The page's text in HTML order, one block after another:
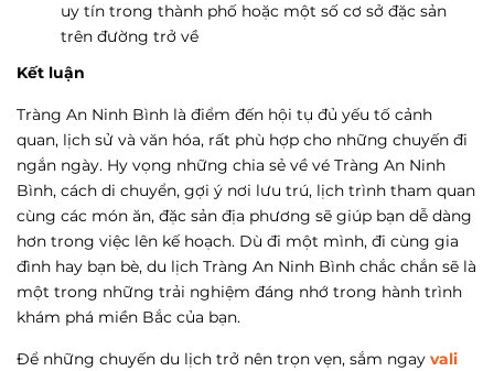
uy tín trong thành phố hoặc một số cơ sở đặc sản
trên đường trở về
Kết luận
Tràng An Ninh Bình là điểm đến hội tụ đủ yếu tố cảnh
quan, lịch sử và văn hóa, rất phù hợp cho những chuyến đi
ngắn ngày. Hy vọng những chia sẻ về vé Tràng An Ninh
Bình, cách di chuyển, gợi ý nơi lưu trú, lịch trình tham quan
cùng các món ăn, đặc sản địa phương sẽ giúp bạn dễ dàng
hơn trong việc lên kế hoạch. Dù đi một mình, đi cùng gia
đình hay bạn bè, du lịch Tràng An Ninh Bình chắc chắn sẽ là
một trong những trải nghiệm đáng nhớ trong hành trình
khám phá miền Bắc của bạn.
Để những chuyến du lịch trở nên trọn vẹn, sắm ngay vali